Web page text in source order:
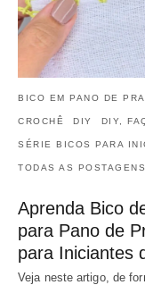
BICO EM PANO DE
CROCHÊ DIY DIY,
SÉRIE BICOS PARA
TODAS AS POSTAGENS
Aprenda Bico
para Pano de
para Iniciantes
Veja neste artigo, de